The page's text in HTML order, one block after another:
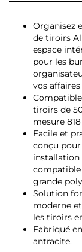
Organisez
de tiroirs
espace
pour les
vos
tiroirs de
mesure
Facile et
conçu
installation
compatible
grande
Solution
moderne
les tiroirs
Fabriqué
antracite.